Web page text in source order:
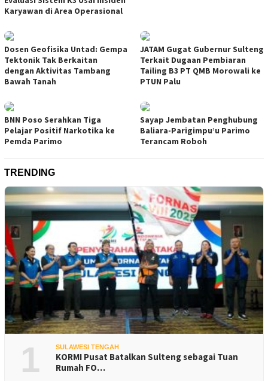
Karyawan di Area Operasional
Dosen Geofisika Untad: Gempa
Tektonik Tak Berkaitan
dengan Aktivitas Tambang
Bawah Tanah
JATAM Gugat Gubernur Sulteng
Terkait Dugaan Pembiaran
Tailing B3 PT QMB Morowali ke
PTUN Palu
BNN Poso Serahkan Tiga
Pelajar Positif Narkotika ke
Pemda Parimo
Sayap Jembatan Penghubung
Baliara-Parigimpu’u Parimo
Terancam Roboh
TRENDING
1 SULAWESI TENGAH
KORMI Pusat Batalkan Sulteng sebagai Tuan
Rumah FO…